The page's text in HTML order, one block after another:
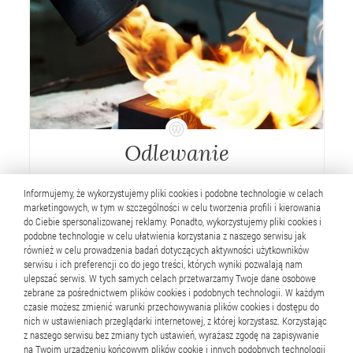
Informujemy, że wykorzystujemy pliki cookies i podobne technologie w celach
marketingowych, w tym w szczególności w celu tworzenia profili i kierowania
do Ciebie spersonalizowanej reklamy. Ponadto, wykorzystujemy pliki cookies i
podobne technologie w celu ułatwienia korzystania z naszego serwisu jak
również w celu prowadzenia badań dotyczących aktywności użytkowników
serwisu i ich preferencji co do jego treści, których wyniki pozwalają nam
ulepszać serwis. W tych samych celach przetwarzamy Twoje dane osobowe
zebrane za pośrednictwem plików cookies i podobnych technologii. W każdym
czasie możesz zmienić warunki przechowywania plików cookies i dostępu do
nich w ustawieniach przeglądarki internetowej, z której korzystasz. Korzystając
z naszego serwisu bez zmiany tych ustawień, wyrażasz zgodę na zapisywanie
na Twoim urządzeniu końcowym plików cookie i innych podobnych technologii
Odlewanie
Proces odlewu sztabek inwestycyjnych
Zobacz więcej
Kontakt